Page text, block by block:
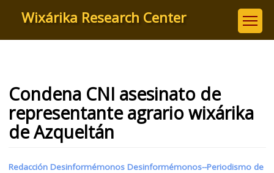
content
Wixárika Research Center
Condena CNI asesinato de
representante agrario wixárika
de Azqueltán
Redacción Desinformémonos Desinformémonos--Periodismo de